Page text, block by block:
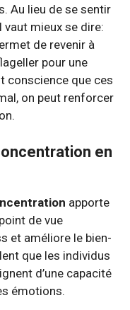
Au lieu de se sentir
mieux se dire:
de revenir à
pour une
conscience que ces
on peut renforcer
en
apporte
de vue
et améliore le bien-
que les individus
d’une capacité
émotions.